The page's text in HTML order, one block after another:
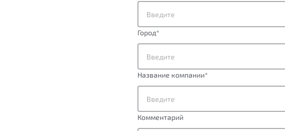
Город*
Название компании*
Комментарий